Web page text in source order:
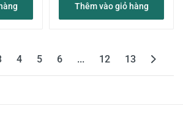
Thêm vào giỏ hàng
4 5 6 ... 12 13